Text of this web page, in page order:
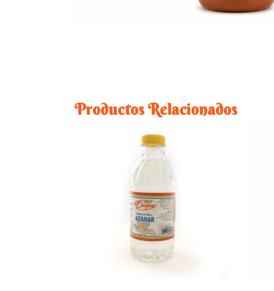
Productos Relacionados